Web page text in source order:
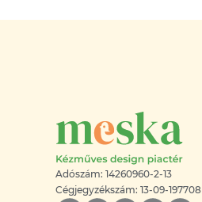
Adószám: 14260960-2-13
Cégjegyzékszám: 13-09-197708